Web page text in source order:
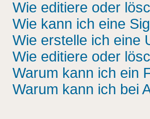
Wie editiere oder
Wie kann ich eine
Wie erstelle ich eine
Wie editiere oder
Warum kann ich ein
Warum kann ich bei